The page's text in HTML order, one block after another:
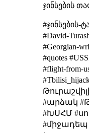
ჯინსების
#ჯინსების-
#David-
#Georgian-
#quotes
#flight-from-
#արձակ
#ԽՍՀՄ
#միջադեպ